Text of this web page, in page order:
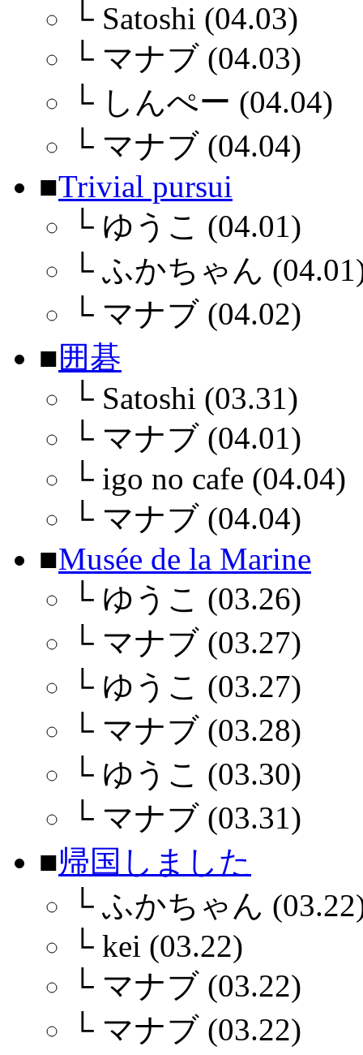
└ Satoshi (04.03)
└ マナブ (04.03)
└ しんぺー (04.04)
└ マナブ (04.04)
■Trivial pursui
└ ゆうこ (04.01)
└ ふかちゃん
└ マナブ (04.02)
■囲碁
└ Satoshi (03.31)
└ マナブ (04.01)
└ igo no cafe (04.04)
└ マナブ (04.04)
■Musée de la Marine
└ ゆうこ (03.26)
└ マナブ (03.27)
└ ゆうこ (03.27)
└ マナブ (03.28)
└ ゆうこ (03.30)
└ マナブ (03.31)
■帰国しました
└ ふかちゃん
└ kei (03.22)
└ マナブ (03.22)
└ マナブ (03.22)